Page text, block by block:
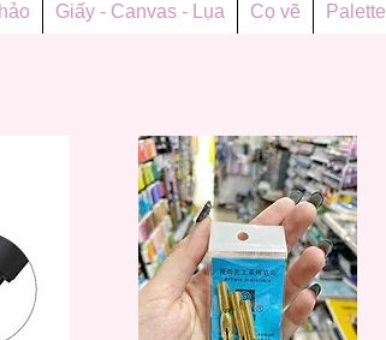
Giấy - Canvas - Lụa Cọ vẽ Palette